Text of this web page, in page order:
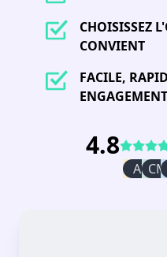
CHOISISSEZ
CONVIENT
FACILE,
ENGAGEMENT
4.8
AI CM